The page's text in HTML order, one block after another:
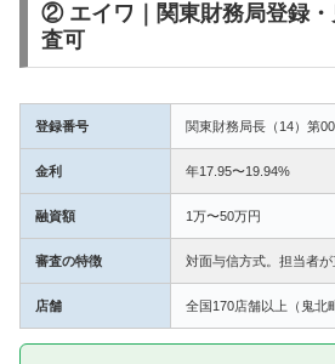
② エイワ｜関東財務局登録
査可
登録番号 関東財務局長（14）第
金利 年17.95〜19.94%
融資額 1万〜50万円
審査の特徴 対面与信方式。担当者
店舗 全国170店舗以上（鬼北